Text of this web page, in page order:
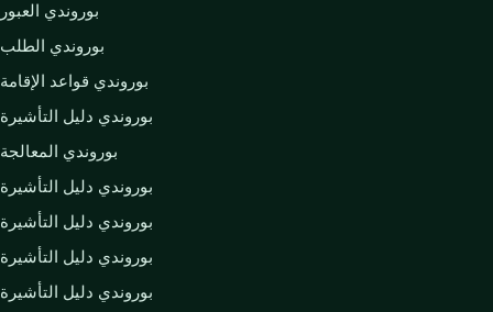
بوروندي العبور
بوروندي الطلب
بوروندي قواعد الإقامة
بوروندي دليل التأشيرة
بوروندي المعالجة
بوروندي دليل التأشيرة
بوروندي دليل التأشيرة
بوروندي دليل التأشيرة
بوروندي دليل التأشيرة